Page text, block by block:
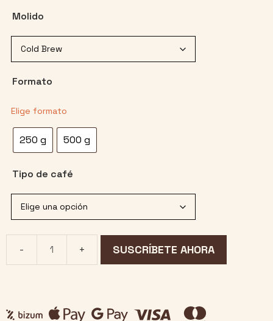
Molido
Formato
250 g 500 g
Tipo de café
Suscripción
SUSCRÍBETE AHORA